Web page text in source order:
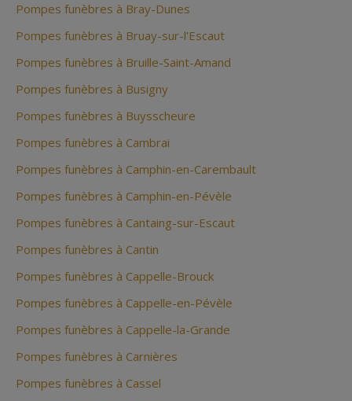
Pompes funèbres à Bray-Dunes
Pompes funèbres à Bruay-sur-l'Escaut
Pompes funèbres à Bruille-Saint-Amand
Pompes funèbres à Busigny
Pompes funèbres à Buysscheure
Pompes funèbres à Cambrai
Pompes funèbres à Camphin-en-Carembault
Pompes funèbres à Camphin-en-Pévèle
Pompes funèbres à Cantaing-sur-Escaut
Pompes funèbres à Cantin
Pompes funèbres à Cappelle-Brouck
Pompes funèbres à Cappelle-en-Pévèle
Pompes funèbres à Cappelle-la-Grande
Pompes funèbres à Carnières
Pompes funèbres à Cassel